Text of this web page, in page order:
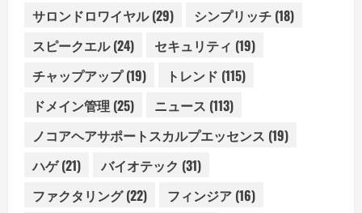
サロンドロワイヤル(29) シンプリッチ (18)
スピークエル(24) セキュリティ (19)
チャップアップ(19) トレンド (115)
ドメイン管理 (25) ニュース (113)
ノコアヘアサポートスカルプエッセンス (19)
ハゲ(21) バイオテック (31)
ファクタリング(22) フィンジア (16)